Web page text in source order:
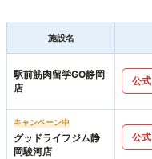
施設名
駅前筋肉留学GO静岡
店
公式
キャンペーン中
グッドライフジム静
岡駿河店
公式